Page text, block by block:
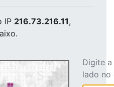
IP 216.73.216.11,
Digite
lado no